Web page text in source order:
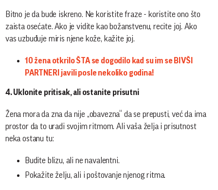
Bitno je da bude iskreno. Ne koristite fraze - koristite ono što
zaista osećate. Ako je vidite kao božanstvenu, recite joj. Ako
vas uzbuđuje miris njene kože, kažite joj.
10 žena otkrilo ŠTA se dogodilo kad su im se BIVŠI
PARTNERI javili posle nekoliko godina!
4. Uklonite pritisak, ali ostanite prisutni
Žena mora da zna da nije „obavezna“ da se prepusti, već da ima
prostor da to uradi svojim ritmom. Ali vaša želja i prisutnost
neka ostanu tu:
Budite blizu, ali ne navalentni.
Pokažite želju, ali i poštovanje njenog ritma.